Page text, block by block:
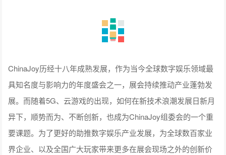
ChinaJoy历经十八年成熟发展，作为当今全球数字娱乐领域最
具知名度与影响力的年度盛会之一，展会持续推动产业蓬勃发
展。而随着5G、云游戏的出现，如何在新技术浪潮发展日新月
异下，顺势而为、不断创新，也成为ChinaJoy组委会的一个重
要课题。为了更好的助推数字娱乐产业发展，为全球数百家业
界企业、以及全国广大玩家带来更多在展会现场之外的创新价